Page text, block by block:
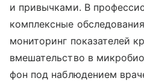
и привычками. В
комплексные
мониторинг показателей
вмешательство в
фон под наблюдением